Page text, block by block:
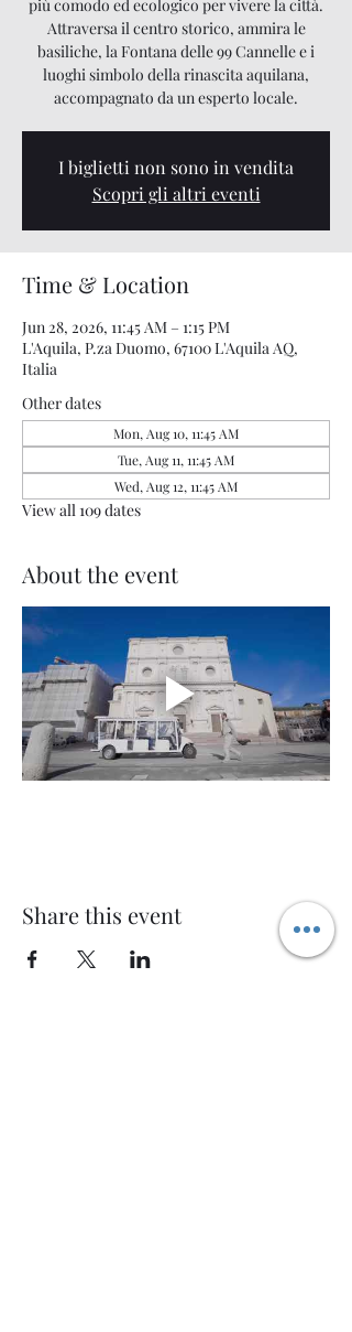
più comodo ed ecologico per vivere la città.
Attraversa il centro storico, ammira le
basiliche, la Fontana delle 99 Cannelle e i
luoghi simbolo della rinascita aquilana,
accompagnato da un esperto locale.
I biglietti non sono in vendita
Scopri gli altri eventi
Time & Location
Jun 28, 2026, 11:45 AM – 1:15 PM
L'Aquila, P.za Duomo, 67100 L'Aquila AQ,
Italia
Other dates
Mon, Aug 10, 11:45 AM
Tue, Aug 11, 11:45 AM
Wed, Aug 12, 11:45 AM
View all 109 dates
About the event
Share this event